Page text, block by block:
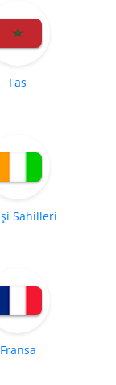
Fas
Sahilleri
Fransa